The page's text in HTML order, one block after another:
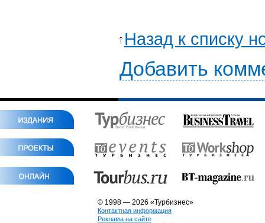
Назад к списку
Добавить
© 1998 — 2026 «Турбизнес»
Контактная информация
Реклама на сайте